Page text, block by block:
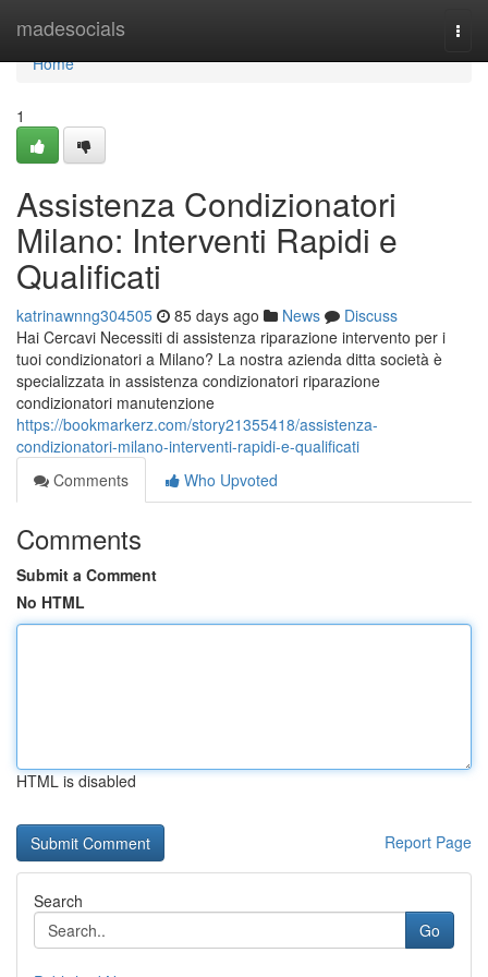
madesocials
Home
Home
1
Assistenza Condizionatori
Milano: Interventi Rapidi e
Qualificati
katrinawnng304505 85 days ago News
Discuss
Hai Cercavi Necessiti di assistenza riparazione intervento per i
tuoi condizionatori a Milano? La nostra azienda ditta società è
specializzata in assistenza condizionatori riparazione
condizionatori manutenzione
https://bookmarkerz.com/story21355418/assistenza-
condizionatori-milano-interventi-rapidi-e-qualificati
Comments
Who Upvoted
Comments
Submit a Comment
No HTML
HTML is disabled
Report Page
Search
Go